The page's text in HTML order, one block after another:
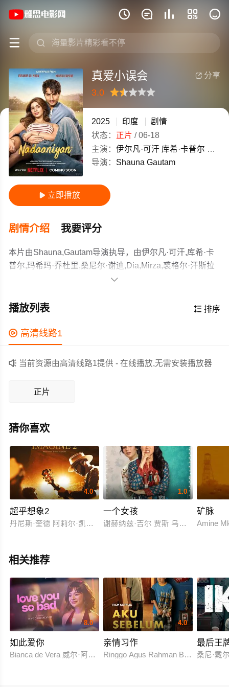
    
 
《真爱小误会》(2025)印度印地语高清
 分享
真爱小误会
3.0
很差较差
还行推荐力荐
2025 印度
剧情
状态： 正片 /06-18
主演： 伊尔凡·可汗 库希·卡普尔 玛希
导演： Shauna Gautam
 立即播放
剧情介绍 我要评分
本片由Shauna,Gautam导演执导，由伊尔凡·可汗,库希·卡
普尔,玛希玛·乔杜里,桑尼尔·谢迪,Dia,Mirza,裘格尔·汗斯拉
吉,Rahil,Badhwar,Anju,Gupta,Palki,Jain等主演，故事情节
待不已。
作为一部 上映的剧情电影，在当期同类题材影片中具有一
剧情紧凑，角色塑造鲜明，适合喜欢剧情类电影的观众观
看。

 排序
播放列表
 高清线路1
 当前资源由高清线路1提供 - 在线播放,无需安装播放器
正片
猜你喜欢
4.0
超乎想象2
丹尼斯·奎德 阿莉尔·凯贝尔 米洛·文堤米利亚 索菲亚·斯凯尔顿
1.0
一个女孩
谢赫纳兹·吉尔 贾斯 乌代比尔·桑杜
矿脉
Amine
相关推荐
8.0
如此爱你
Bianca de Vera 威尔·阿什利·德莱昂
4.0
亲情习作
Ringgo Agus Rahman Bima Sena
最后王
桑尼·戴